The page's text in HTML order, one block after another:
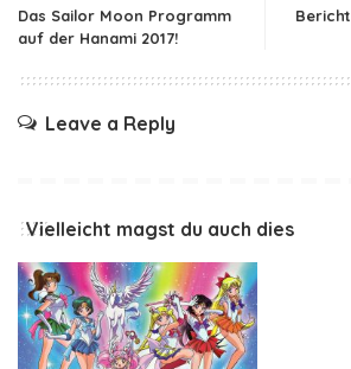
Das Sailor Moon Programm
auf der Hanami 2017!
Leave a Reply
Vielleicht magst du auch dies